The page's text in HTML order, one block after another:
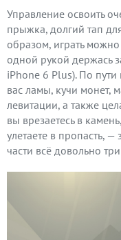
Управление освоить
прыжка, долгий тап
образом, играть
одной рукой держась
iPhone 6 Plus). По пути
вас ламы, кучи монет,
левитации, а также
вы врезаетесь в
улетаете в пропасть,
части всё довольно